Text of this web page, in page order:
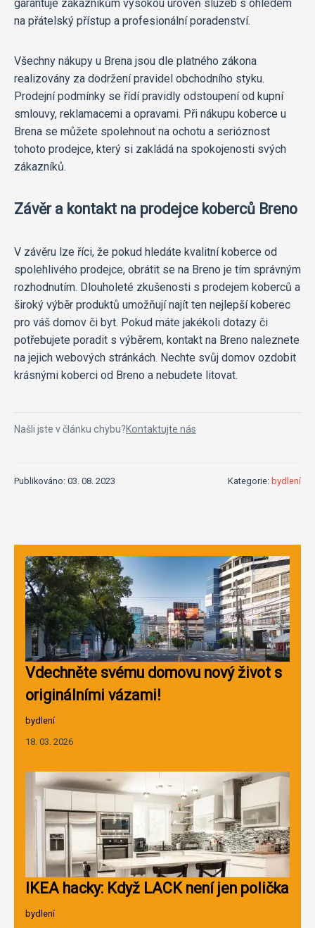
garantuje zákazníkům vysokou úroveň služeb s ohledem
na přátelský přístup a profesionální poradenství.
Všechny nákupy u Brena jsou dle platného zákona
realizovány za dodržení pravidel obchodního styku.
Prodejní podmínky se řídí pravidly odstoupení od kupní
smlouvy, reklamacemi a opravami. Při nákupu koberce u
Brena se můžete spolehnout na ochotu a serióznost
tohoto prodejce, který si zakládá na spokojenosti svých
zákazníků.
Závěr a kontakt na prodejce koberců Breno
V závěru lze říci, že pokud hledáte kvalitní koberce od
spolehlivého prodejce, obrátit se na Breno je tím správným
rozhodnutím. Dlouholeté zkušenosti s prodejem koberců a
široký výběr produktů umožňují najít ten nejlepší koberec
pro váš domov či byt. Pokud máte jakékoli dotazy či
potřebujete poradit s výběrem, kontakt na Breno naleznete
na jejich webových stránkách. Nechte svůj domov ozdobit
krásnými koberci od Breno a nebudete litovat.
Našli jste v článku chybu?Kontaktujte nás
Publikováno: 03. 08. 2023 Kategorie: bydlení
Vdechněte svému domovu nový život s
originálními vázami!
bydlení
18. 03. 2026
IKEA hacky: Když LACK není jen polička
bydlení